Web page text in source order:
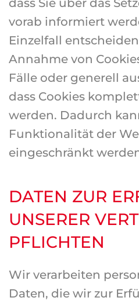
dass Sie über das
vorab informiert
Einzelfall
Annahme von
Fälle oder generell
dass Cookies
werden. Dadurch
Funktionalität der
eingeschränkt
DATEN ZUR
UNSERER
PFLICHTEN
Wir verarbeiten
Daten, die wir zur